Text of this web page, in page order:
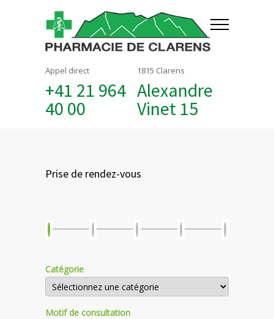
Appel direct
+41 21 964
40 00
1815 Clarens
Alexandre
Vinet 15
Prise de rendez-vous
Catégorie
Motif de consultation